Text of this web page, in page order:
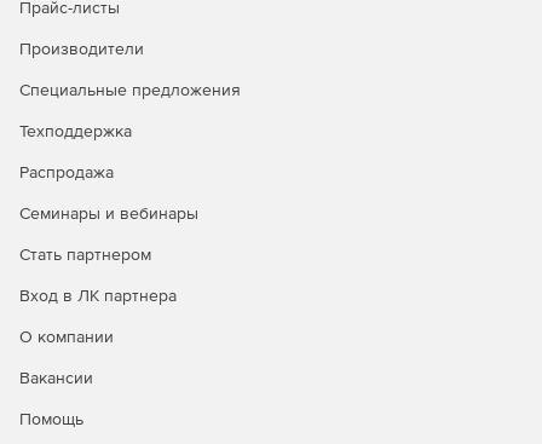
приоритетное резервирование.
малому и среднему бизнесу функционал и
необходимости выделять сотрудников под управление
Гибкое резервирование и восстановление,
сетевые диски.
для небольших и средних организаций, которые могут
Прайс-листы
Производители
Специальные предложения
Техподдержка
Распродажа
Семинары и вебинары
Стать партнером
Вход в ЛК партнера
О компании
Вакансии
Помощь